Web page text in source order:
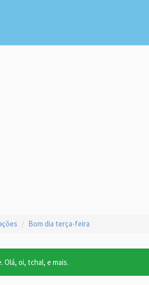
Bom dia terça-feira
Olá, oi, tchal, e mais.